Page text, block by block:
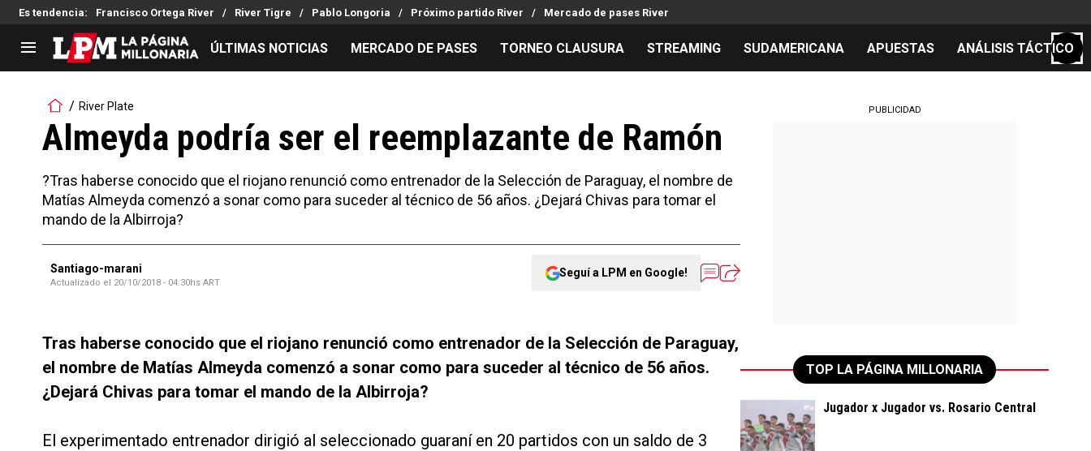
Es tendencia: Francisco Ortega River River Tigre Pablo Longoria Próximo partido River Mercado de pases River
LIGA PROFESIONAL
Noticias
Tabla de posiciones
Reserva
Copa Sudamericana
Copa Argentina
Mercado de Pases
Análisis tácticos
Chacho Coudet
Streaming
Entradas
Los goles de River
Entrevistas
Noticias
Guías
Pronósticos
ÚLTIMAS NOTICIAS MERCADO DE PASES TORNEO CLAUSURA STREAMING SUDAMERICANA APUESTAS ANÁLISIS TÁCTICO
River Plate
Almeyda podría ser el reemplazante de Ramón
?Tras haberse conocido que el riojano renunció como entrenador de la Selección de Paraguay, el nombre de
Matías Almeyda comenzó a sonar como para suceder al técnico de 56 años. ¿Dejará Chivas para tomar el
mando de la Albirroja?
Santiago-marani
Actualizado el 20/10/2018 - 04:30hs ART
Seguí a LPM en Google!
Tras haberse conocido que el riojano renunció como entrenador de la Selección de Paraguay,
el nombre de Matías Almeyda comenzó a sonar como para suceder al técnico de 56 años.
¿Dejará Chivas para tomar el mando de la Albirroja?
El experimentado entrenador dirigió al seleccionado guaraní en 20 partidos con un saldo de 3
PUBLICIDAD
TOP LA PÁGINA MILLONARIA
Jugador x Jugador vs. Rosario Central